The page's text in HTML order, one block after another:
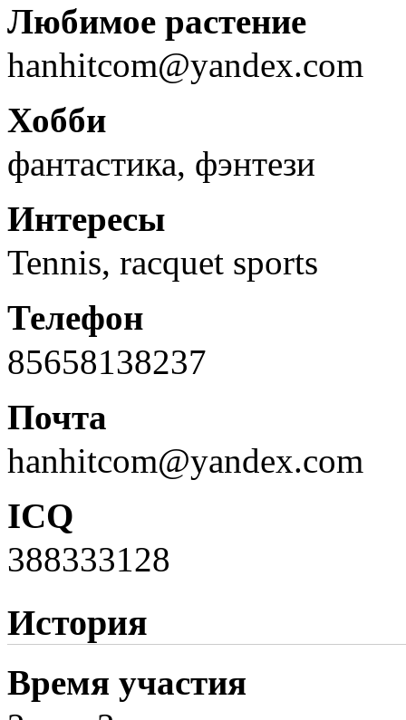
Любимое растение
hanhitcom@yandex.com
Хобби
фантастика, фэнтези
Интересы
Tennis, racquet sports
Телефон
85658138237
Почта
hanhitcom@yandex.com
ICQ
388333128
История
Время участия